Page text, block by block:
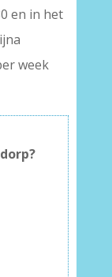
en in het
week